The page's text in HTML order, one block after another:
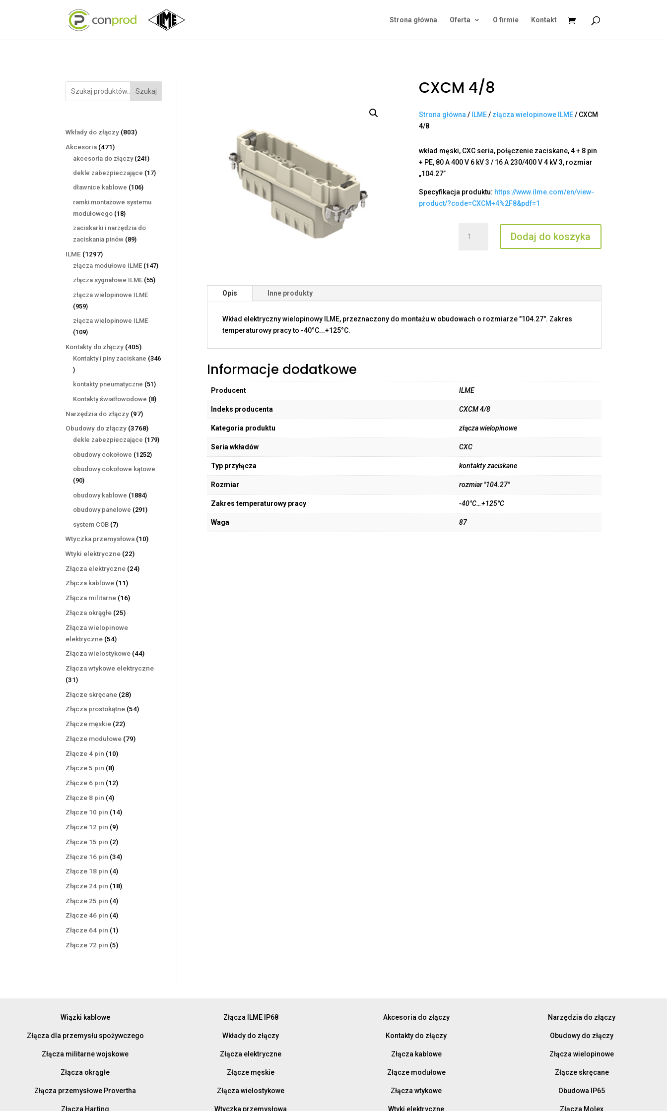
Strona główna Oferta O firmie Kontakt
Szukaj
Wkłady do złączy 803803
Akcesoria 471471
produktów
akcesoria do złączy 241241
produktów
dekle zabezpieczające 1717
dławnice kablowe 106106
ramki montażowe systemu
modułowego 1818
produktów
zaciskarki i narzędzia do
zaciskania pinów 8989
ILME 12971297
produktów
złącza modułowe ILME 147147
złącza sygnałowe ILME 5555
złącza wielopinowe ILME
959959
produktów
złącza wielopinowe ILME
109109
produktów
Kontakty do złączy 405405
produktów
Kontakty i piny zaciskane 346
346
produktów
kontakty pneumatyczne 5151
produktów
Kontakty światłowodowe 88
Narzędzia do złączy 9797
produktów
Obudowy do złączy 37683768
produktów
dekle zabezpieczające 179179
obudowy cokołowe 12521252
obudowy cokołowe kątowe
9090
produktów
obudowy kablowe 18841884
produkty
obudowy panelowe 291291
system COB 77
produktów
Wtyczka przemysłowa 1010
Wtyki elektryczne 2222
produkty
Złącza elektryczne 2424
Złącza kablowe 1111
produktów
Złącza militarne 1616
Złącza okrągłe 2525
Złącza wielopinowe
elektryczne 5454
produkty
Złącza wielostykowe 4444
Złącza wtykowe elektryczne
3131
produktów
Złącze skręcane 2828
produktów
Złącza prostokątne 5454
Złącze męskie 2222
produkty
Złącze modułowe 7979
Złącze 4 pin 1010
Złącze 5 pin 88
produktów
Złącze 6 pin 1212
Złącze 8 pin 44
produkty
Złącze 10 pin 1414
Złącze 12 pin 99
produktów
Złącze 15 pin 22
produkty
Złącze 16 pin 3434
Złącze 18 pin 44
produkty
Złącze 24 pin 1818
Złącze 25 pin 44
produkty
Złącze 46 pin 44
produkty
Złącze 64 pin 11
produkt
Złącze 72 pin 55
CXCM 4/8
Strona główna / ILME/ złącza wielopinowe ILME/ CXCM
4/8
wkład męski, CXC seria, połączenie zaciskane, 4 + 8 pin
+ PE, 80 A 400 V 6 kV 3 / 16 A 230/400 V 4 kV 3, rozmiar
„104.27”
Specyfikacja produktu: https://www.ilme.com/en/view-
product/?code=CXCM+4%2F8&pdf=1
CXCM
Dodaj do koszyka
Opis Inne produkty
Wkład elektryczny wielopinowy ILME, przeznaczony do montażu w obudowach o rozmiarze "104.27". Zakres
temperaturowy pracy to -40°C...+125°C.
Informacje dodatkowe
Producent ILME
Indeks producenta CXCM 4/8
Kategoria produktu złącza wielopinowe
Seria wkładów CXC
Typ przyłącza kontakty zaciskane
Rozmiar rozmiar "104.27"
Zakres temperaturowy pracy -40°C…+125°C
Waga 87
Wiązki kablowe
Złącza dla przemysłu spożywczego
Złącza militarne wojskowe
Złącza okrągłe
Złącza przemysłowe Provertha
Złącza Harting
Złącza ILME IP68
Wkłady do złączy
Złącza elektryczne
Złącze męskie
Złącza wielostykowe
Wtyczka przemysłowa
Akcesoria do złączy
Kontakty do złączy
Złącza kablowe
Złącze modułowe
Złącza wtykowe
Wtyki elektryczne
Narzędzia do złączy
Obudowy do złączy
Złącza wielopinowe
Złącze skręcane
Obudowa IP65
Złącza Molex